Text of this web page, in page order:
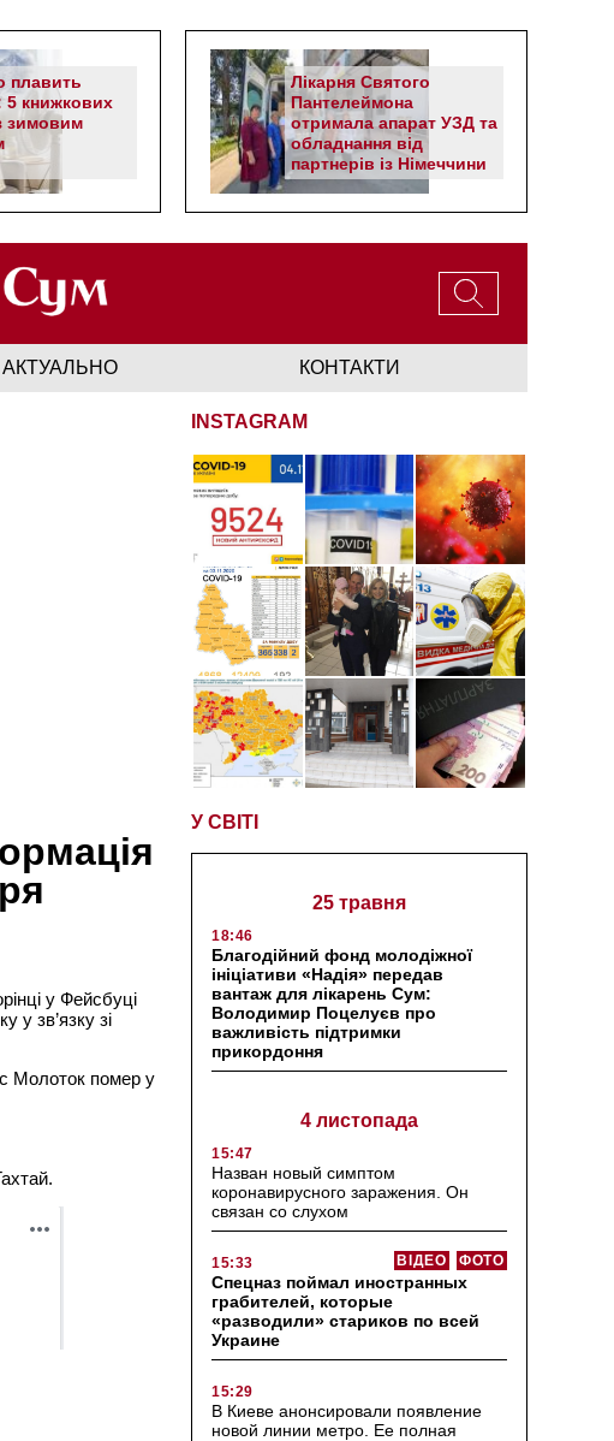
плавить
5 книжкових
зимовим
Лікарня Святого
Пантелеймона
отримала апарат УЗД та
обладнання від
партнерів із Німеччини
АКТУАЛЬНО КОНТАКТИ
у Фейсбуці
у зв’язку зі
Молоток помер у
INSTAGRAM
У СВІТІ
25 травня
18:46
Благодійний фонд молодіжної
ініціативи «Надія» передав
вантаж для лікарень Сум:
Володимир Поцелуєв про
важливість підтримки
прикордоння
4 листопада
15:47
Назван новый симптом
коронавирусного заражения. Он
связан со слухом
15:33 ФОТО
ВІДЕО
Спецназ поймал иностранных
грабителей, которые
«разводили» стариков по всей
Украине
15:29
В Киеве анонсировали появление
новой линии метро. Ее полная